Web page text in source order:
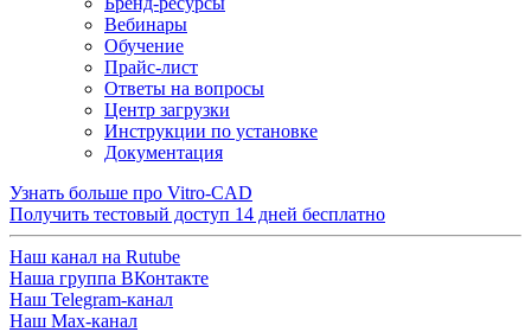
Вебинары
Обучение
Прайс-лист
Ответы на вопросы
Центр загрузки
Инструкции по установке
Документация
Узнать больше про Vitro-CAD
Получить тестовый доступ 14 дней бесплатно
Наш канал на Rutube
Наша группа ВКонтакте
Наш Telegram-канал
Наш Max-канал